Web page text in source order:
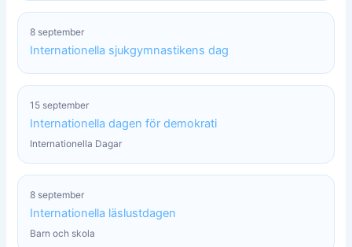
8 september
Internationella sjukgymnastikens dag
15 september
Internationella dagen för demokrati
Internationella Dagar
8 september
Internationella läslustdagen
Barn och skola